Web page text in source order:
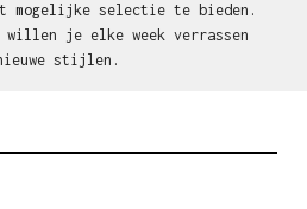
mogelijke selectie te bieden.
je elke week verrassen
stijlen.